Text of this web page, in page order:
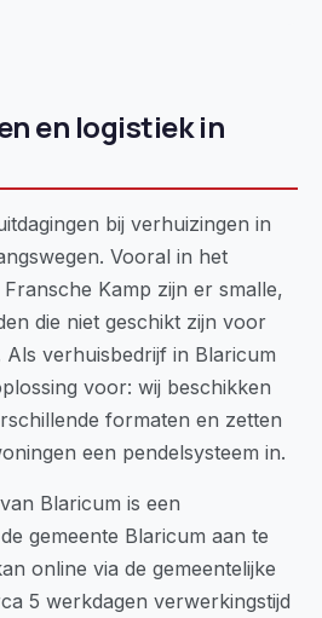
en logistiek in
bij verhuizingen in
Vooral in het
Kamp zijn er smalle,
die niet geschikt zijn voor
verhuisbedrijf in Blaricum
voor: wij beschikken
formaten en zetten
een pendelsysteem in.
Blaricum is een
gemeente Blaricum aan te
online via de gemeentelijke
5 werkdagen verwerkingstijd